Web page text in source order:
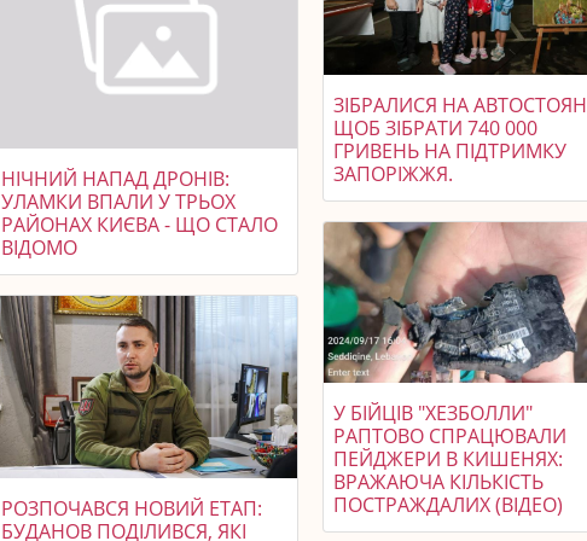
НІЧНИЙ НАПАД ДРОНІВ:
УЛАМКИ ВПАЛИ У ТРЬОХ
РАЙОНАХ КИЄВА - ЩО СТАЛО
ВІДОМО
РОЗПОЧАВСЯ НОВИЙ ЕТАП:
БУДАНОВ ПОДІЛИВСЯ, ЯКІ
ЗІБРАЛИСЯ НА
ЩОБ ЗІБРАТИ 740 000
ГРИВЕНЬ НА ПІДТРИМКУ
ЗАПОРІЖЖЯ.
У БІЙЦІВ "ХЕЗБОЛЛИ"
РАПТОВО СПРАЦЮВАЛИ
ПЕЙДЖЕРИ В КИШЕНЯХ:
ВРАЖАЮЧА КІЛЬКІСТЬ
ПОСТРАЖДАЛИХ (ВІДЕО)